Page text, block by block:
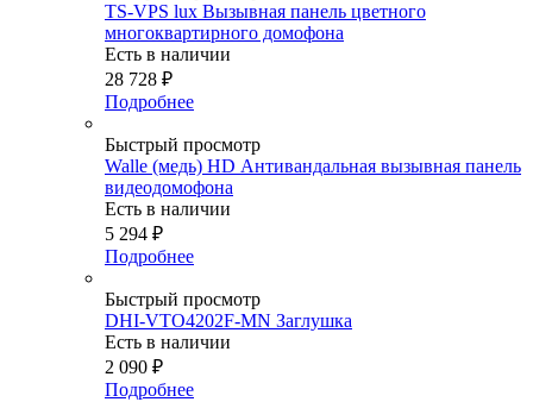
TS-VPS lux Вызывная панель цветного
многоквартирного домофона
Есть в наличии
28 728 ₽
Подробнее
Быстрый просмотр
Walle (медь) HD Антивандальная вызывная панель
видеодомофона
Есть в наличии
5 294 ₽
Подробнее
Быстрый просмотр
DHI-VTO4202F-MN Заглушка
Есть в наличии
2 090 ₽
Подробнее